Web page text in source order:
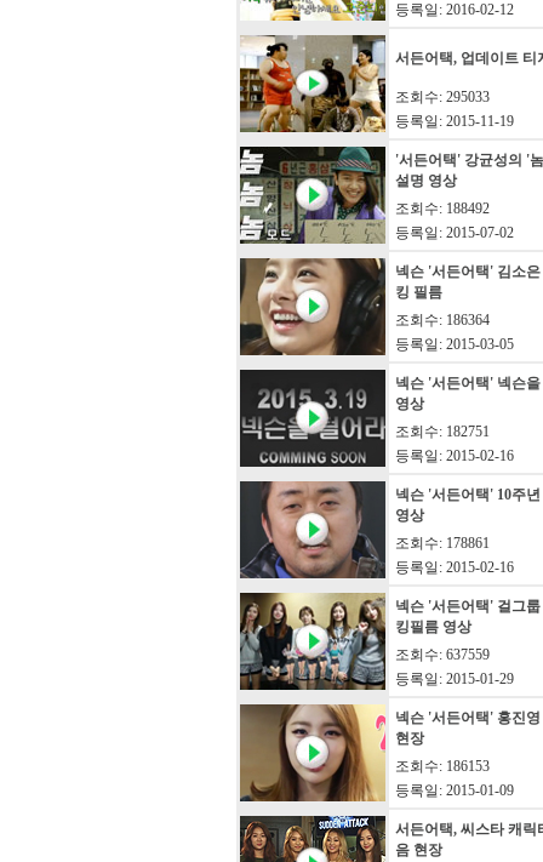
등록일: 2016-02-12
서든어택, 업데이트 티
조회수: 295033
등록일: 2015-11-19
'서든어택' 강균성의 '
설명 영상
조회수: 188492
등록일: 2015-07-02
넥슨 '서든어택' 김소
킹 필름
조회수: 186364
등록일: 2015-03-05
넥슨 '서든어택' 넥슨
영상
조회수: 182751
등록일: 2015-02-16
넥슨 '서든어택' 10주
영상
조회수: 178861
등록일: 2015-02-16
넥슨 '서든어택' 걸그
킹필름 영상
조회수: 637559
등록일: 2015-01-29
넥슨 '서든어택' 홍진
현장
조회수: 186153
등록일: 2015-01-09
서든어택, 씨스타 캐릭
음 현장